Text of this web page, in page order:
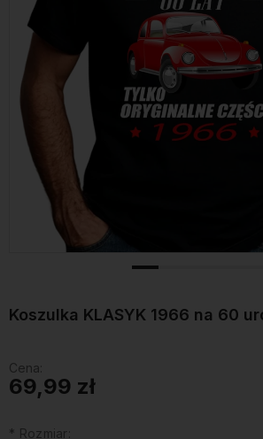
Koszulka KLASYK 1966 na 60
Cena:
69,99 zł
* Rozmiar: